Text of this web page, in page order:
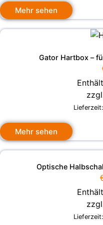
Mehr sehen
Gator Hartbox –
Mehr sehen
Optische